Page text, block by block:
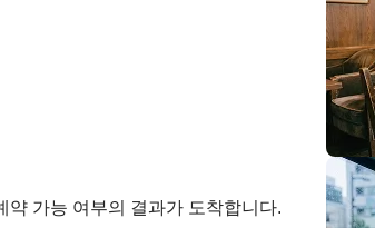
약 가능 여부의 결과가 도착합니다.